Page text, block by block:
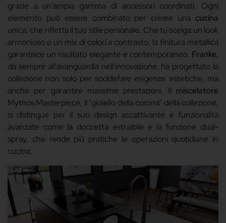
grazie a un'ampia gamma di accessori coordinati. Ogni
elemento può essere combinato per creare una cucina
unica, che rifletta il tuo stile personale. Che tu scelga un look
armonioso o un mix di colori a contrasto, la finitura metallica
garantisce un risultato elegante e contemporaneo. Franke,
da sempre all'avanguardia nell'innovazione, ha progettato la
collezione non solo per soddisfare esigenze estetiche, ma
anche per garantire massime prestazioni. Il miscelatore
Mythos Masterpiece, il "gioiello della corona" della collezione,
si distingue per il suo design accattivante e funzionalità
avanzate come la doccetta estraibile e la funzione dual-
spray, che rende più pratiche le operazioni quotidiane in
cucina.